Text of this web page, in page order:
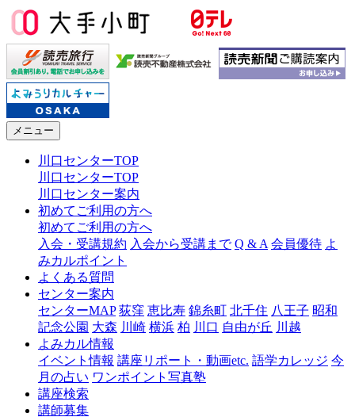
メニュー
川口センターTOP
川口センターTOP
川口センター案内
初めてご利用の方へ
初めてご利用の方へ
入会・受講規約 入会から受講まで Q & A 会員優待 よ
みカルポイント
よくある質問
センター案内
センターMAP 荻窪 恵比寿 錦糸町 北千住 八王子 昭和
記念公園 大森 川崎 横浜 柏 川口 自由が丘 川越
よみカル情報
イベント情報 講座リポート・動画etc. 語学カレッジ 今
月の占い ワンポイント写真塾
講座検索
講師募集